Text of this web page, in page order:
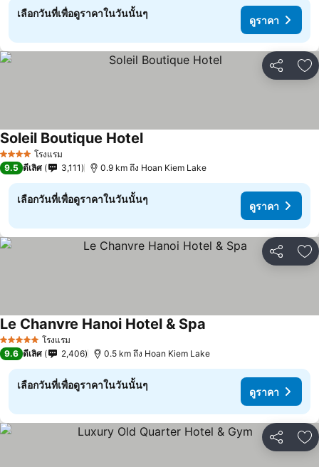
เลือกวันที่เพื่อดูราคาในวันนั้นๆ
ดูราคา
แชร์ เ
4 ดาว โรงแรม
Soleil Boutique Hotel
9.5 ดีเลิศ 3,111 0.9 km ถึง Hoan Kiem Lake
เลือกวันที่เพื่อดูราคาในวันนั้นๆ
ดูราคา
แชร์ เ
5 ดาว โรงแรม
Le Chanvre Hanoi Hotel & Spa
9.6 ดีเลิศ 2,406 0.5 km ถึง Hoan Kiem Lake
เลือกวันที่เพื่อดูราคาในวันนั้นๆ
ดูราคา
แชร์ เ